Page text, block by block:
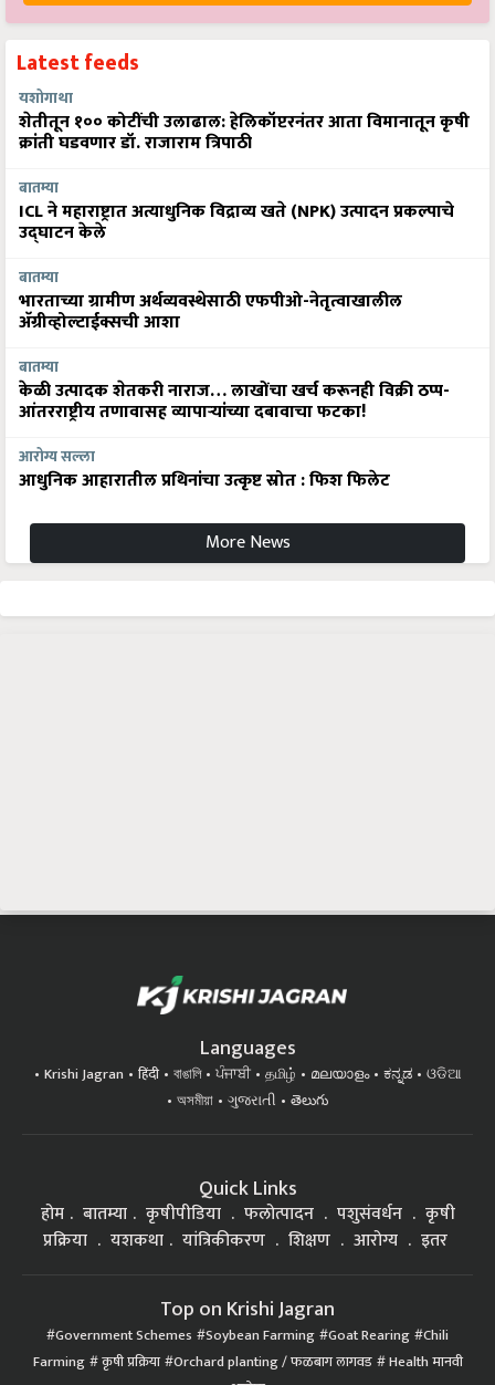
Latest feeds
यशोगाथा
शेतीतून १०० कोटींची उलाढाल: हेलिकॉप्टरनंतर आता विमानातून कृषी
क्रांती घडवणार डॉ. राजाराम त्रिपाठी
बातम्या
ICL ने महाराष्ट्रात अत्याधुनिक विद्राव्य खते (NPK) उत्पादन प्रकल्पाचे
उद्घाटन केले
बातम्या
भारताच्या ग्रामीण अर्थव्यवस्थेसाठी एफपीओ-नेतृत्वाखालील
अ‍ॅग्रीव्होल्टाईक्सची आशा
बातम्या
केळी उत्पादक शेतकरी नाराज… लाखोंचा खर्च करूनही विक्री ठप्प-
आंतरराष्ट्रीय तणावासह व्यापाऱ्यांच्या दबावाचा फटका!
आरोग्य सल्ला
आधुनिक आहारातील प्रथिनांचा उत्कृष्ट स्रोत : फिश फिलेट
More News
Languages
Krishi Jagran हिंदी বাঙালি ਪੰਜਾਬੀ தமிழ் മലയാളം ಕನ್ನಡ
ଓଡିଆ
অসমীয়া
ગુજરાતી తెలుగు
Quick Links
होम बातम्या कृषीपीडिया फलोत्पादन पशुसंवर्धन
कृषी
प्रक्रिया
यशकथा यांत्रिकीकरण शिक्षण आरोग्य इतर
Top on Krishi Jagran
Government Schemes Soybean Farming Goat Rearing Chili
Farming कृषी प्रक्रिया Orchard planting / फळबाग लागवड Health मानवी